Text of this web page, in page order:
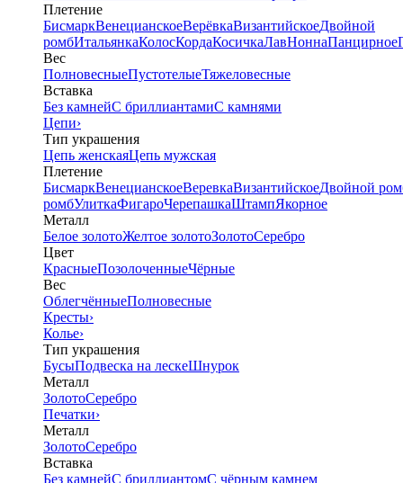
Плетение
БисмаркВенецианскоеВерёвкаВизантийскоеДвойной
ромбИтальянкаКолосКордаКосичкаЛавНоннаПанцирное
Вес
ПолновесныеПустотелыеТяжеловесные
Вставка
Без камнейС бриллиантамиС камнями
Цепи›
Тип украшения
Цепь женскаяЦепь мужская
Плетение
БисмаркВенецианскоеВеревкаВизантийскоеДвойной
ромбУлиткаФигароЧерепашкаШтампЯкорное
Металл
Белое золотоЖелтое золотоЗолотоСеребро
Цвет
КрасныеПозолоченныеЧёрные
Вес
ОблегчённыеПолновесные
Кресты›
Колье›
Тип украшения
БусыПодвеска на лескеШнурок
Металл
ЗолотоСеребро
Печатки›
Металл
ЗолотоСеребро
Вставка
Без камнейС бриллиантомС чёрным камнем